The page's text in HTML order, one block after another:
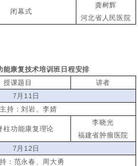
闭幕式
龚树辉
河北省人民医院
能康复技术培训班日程安排
授课题目
讲者
7月11日
主持：刘岩、李婧
柱功能康复理论
李晓光
福建省肿瘤医院
7月12日
：范永春、周大勇